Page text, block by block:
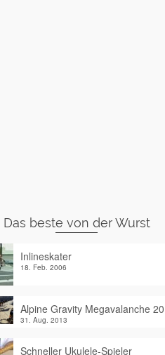
Das beste von der Wurst
Inlineskater
18. Feb. 2006
Alpine Gravity Megavalanche
31. Aug. 2013
Schneller Ukulele-Spieler